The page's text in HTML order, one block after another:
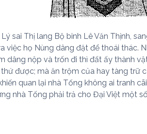
Lý sai Thị lang Bộ binh Lê Văn Thịnh,
việc họ Nùng dâng đặt để thoái thác.
dâng nộp và trốn đi thì đất ấy thành
được; mà ăn trộm của hay tàng trữ
quan lại nhà Tống không ai tranh
nhà Tống phải trả cho Đại Việt một